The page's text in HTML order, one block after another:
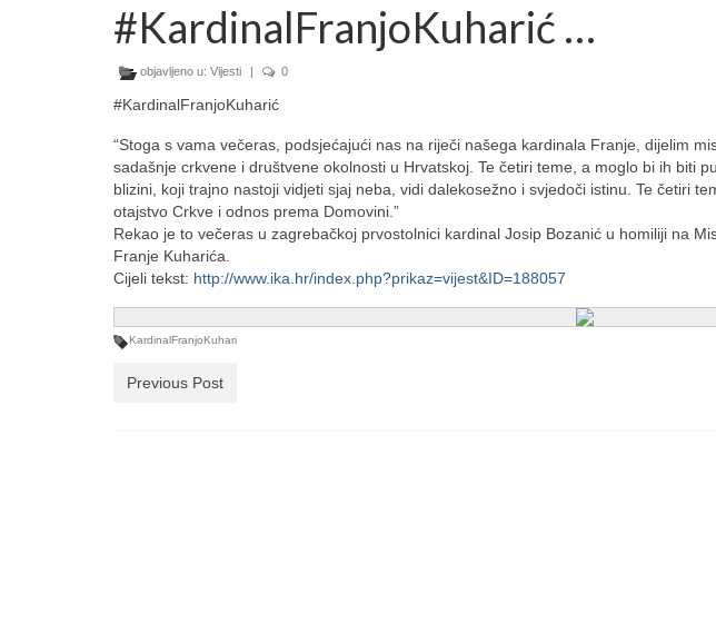
#KardinalFranjoKuharić …
objavljeno u: Vijesti | 0
#KardinalFranjoKuharić
“Stoga s vama večeras, podsjećajući nas na riječi našega kardinala Franje, dijelim
sadašnje crkvene i društvene okolnosti u Hrvatskoj. Te četiri teme, a moglo bi ih biti
blizini, koji trajno nastoji vidjeti sjaj neba, vidi dalekosežno i svjedoči istinu. Te četiri
otajstvo Crkve i odnos prema Domovini.”
Rekao je to večeras u zagrebačkoj prvostolnici kardinal Josip Bozanić u homiliji na
Franje Kuharića.
Cijeli tekst: http://www.ika.hr/index.php?prikaz=vijest&ID=188057
KardinalFranjoKuhari
Previous Post